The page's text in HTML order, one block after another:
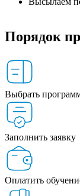
Порядок
Выбрать
Заполнить заявку
Оплатить